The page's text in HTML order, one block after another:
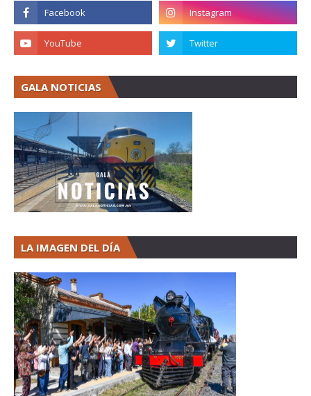
GALA NOTICIAS
LA IMAGEN DEL DÍA